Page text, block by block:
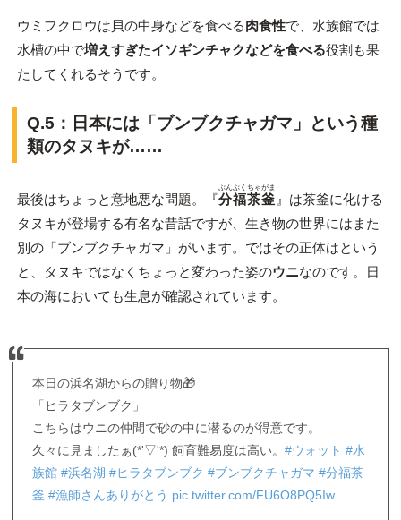
ウミフクロウは貝の中身などを食べる肉食性で、水族館では
水槽の中で増えすぎたイソギンチャクなどを食べる役割も果
たしてくれるそうです。
Q.5：日本には「ブンブクチャガマ」という種
類のタヌキが……
最後はちょっと意地悪な問題。『分福茶釜
ぶんぶくちゃがま
』は茶釜に化ける
タヌキが登場する有名な昔話ですが、生き物の世界にはまた
別の「ブンブクチャガマ」がいます。ではその正体はという
と、タヌキではなくちょっと変わった姿のウニなのです。日
本の海においても生息が確認されています。
本日の浜名湖からの贈り物🎁
「ヒラタブンブク」
こちらはウニの仲間で砂の中に潜るのが得意です。
久々に見ましたぁ(*'▽'*) 飼育難易度は高い。#ウォット #水
族館 #浜名湖 #ヒラタブンブク #ブンブクチャガマ #分福茶
釜 #漁師さんありがとう pic.twitter.com/FU6O8PQ5Iw